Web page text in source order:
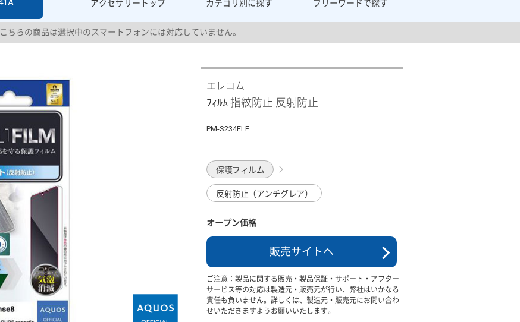
アクセサリー トップ カテゴリ別に探す フリーワードで探す
こちらの商品は選択中のスマートフォンには対応していません。
エレコム
ﾌｨﾙﾑ 指紋防止 反射防止
PM-S234FLF
-
保護フィルム
反射防止（アンチグレア）
オープン価格
販売サイトへ
ご注意：製品に関する販売・製品保証・サポート・アフター
サービス等の対応は製造元・販売元が行い、弊社はいかなる
責任も負いません。詳しくは、製造元・販売元にお問い合わ
せいただきますようお願いいたします。